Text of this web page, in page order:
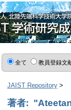
全て 教員登録文
JAIST Repository >
著者: